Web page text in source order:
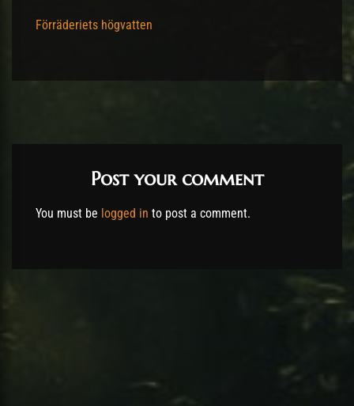
Förräderiets högvatten
Post your comment
You must be logged in to post a comment.